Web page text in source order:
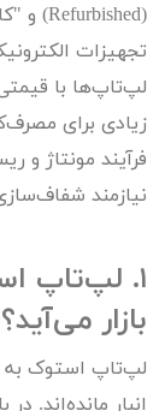
(
Refurbished) و
تجهیزات
لپ‌تاپ‌ها با
زیادی برای
فرآیند مونتاژ و
نیازمند
۱. لپ‌تاپ
بازار می‌آید؟
لپ‌تاپ استوک به
انبار مانده‌اند.